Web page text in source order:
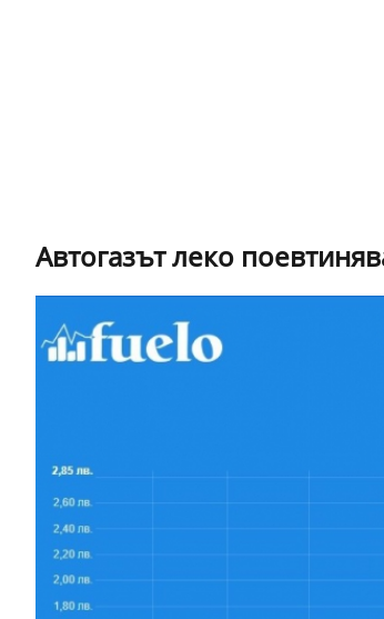
Автогазът леко